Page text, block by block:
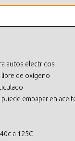
autos electricos
de oxigeno
puede empapar en
a 125C